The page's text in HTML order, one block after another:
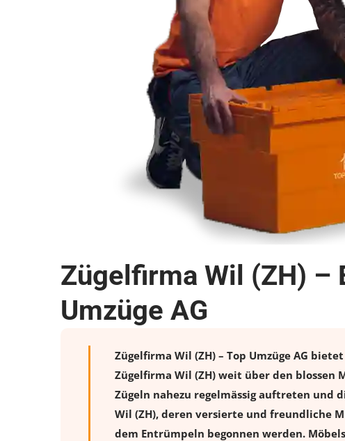
Zügelfirma Wil (ZH) –
Umzüge AG
Zügelfirma Wil (ZH) – Top Umzüge AG
Zügelfirma Wil (ZH) weit über den
Zügeln nahezu regelmässig auftreten und
Wil (ZH), deren versierte und freundliche
dem Entrümpeln begonnen werden.